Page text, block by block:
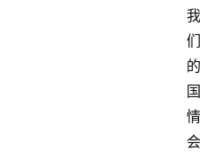
我
们
的
国
情
会